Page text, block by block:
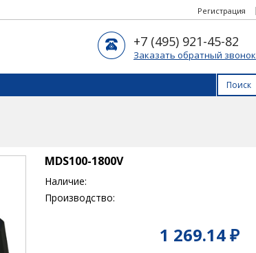
Регистрация
+7 (495) 921-45-82
Заказать обратный звонок
MDS100-1800V
Наличие:
Производство:
1 269.14 ₽